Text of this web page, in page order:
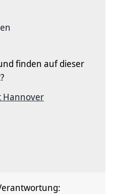
finden auf dieser
Hannover